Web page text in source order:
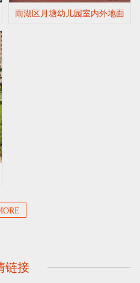
雨湖区月塘幼儿园室内外地面
链接